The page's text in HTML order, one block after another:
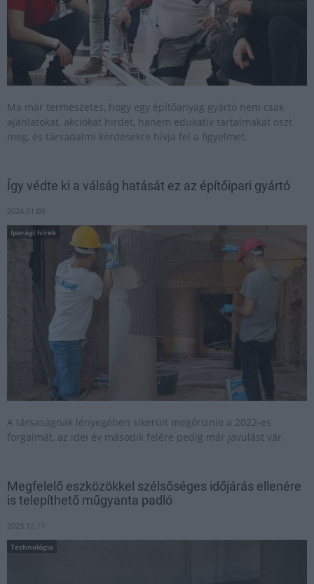
Ma már természetes, hogy egy építőanyag gyártó nem csak
ajánlatokat, akciókat hirdet, hanem edukatív tartalmakat oszt
meg, és társadalmi kérdésekre hívja fel a figyelmet.
Így védte ki a válság hatását ez az építőipari gyártó
2024.01.09
Iparági hírek
A társaságnak lényegében sikerült megőriznie a 2022-es
forgalmát, az idei év második felére pedig már javulást vár.
Megfelelő eszközökkel szélsőséges időjárás ellenére
is telepíthető műgyanta padló
2023.12.11
Technológia